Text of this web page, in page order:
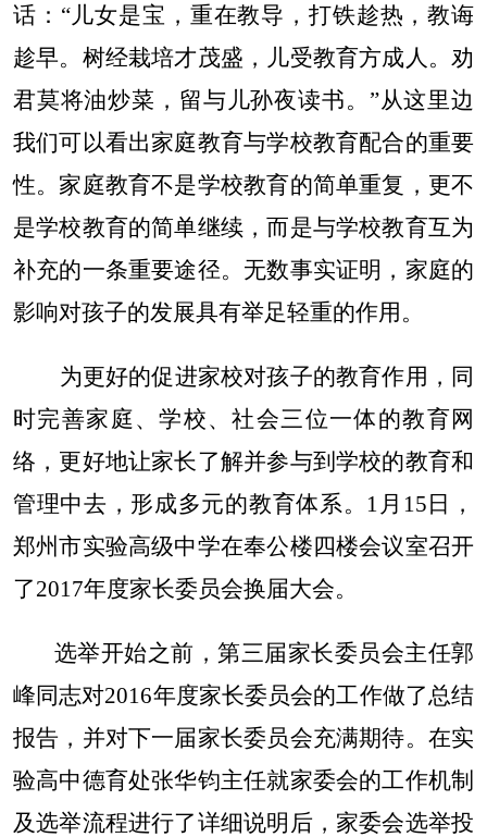
话：“儿女是宝，重在教导，打铁趁热，教诲
趁早。树经栽培才茂盛，儿受教育方成人。劝
君莫将油炒菜，留与儿孙夜读书。”从这里边
我们可以看出家庭教育与学校教育配合的重要
性。家庭教育不是学校教育的简单重复，更不
是学校教育的简单继续，而是与学校教育互为
补充的一条重要途径。无数事实证明，家庭的
影响对孩子的发展具有举足轻重的作用。
为更好的促进家校对孩子的教育作用，同
时完善家庭、学校、社会三位一体的教育网
络，更好地让家长了解并参与到学校的教育和
管理中去，形成多元的教育体系。 1 月 15 日，
郑州市实验高级中学在奉公楼四楼会议室召开
了2017年度家长委员会换届大会。
选举开始之前，第三届家长委员会主任郭
峰同志对2016年度家长委员会的工作做了总结
报告，并对下一届家长委员会充满期待。在实
验高中德育处张华钧主任就家委会的工作机制
及选举流程进行了详细说明后，家委会选举投